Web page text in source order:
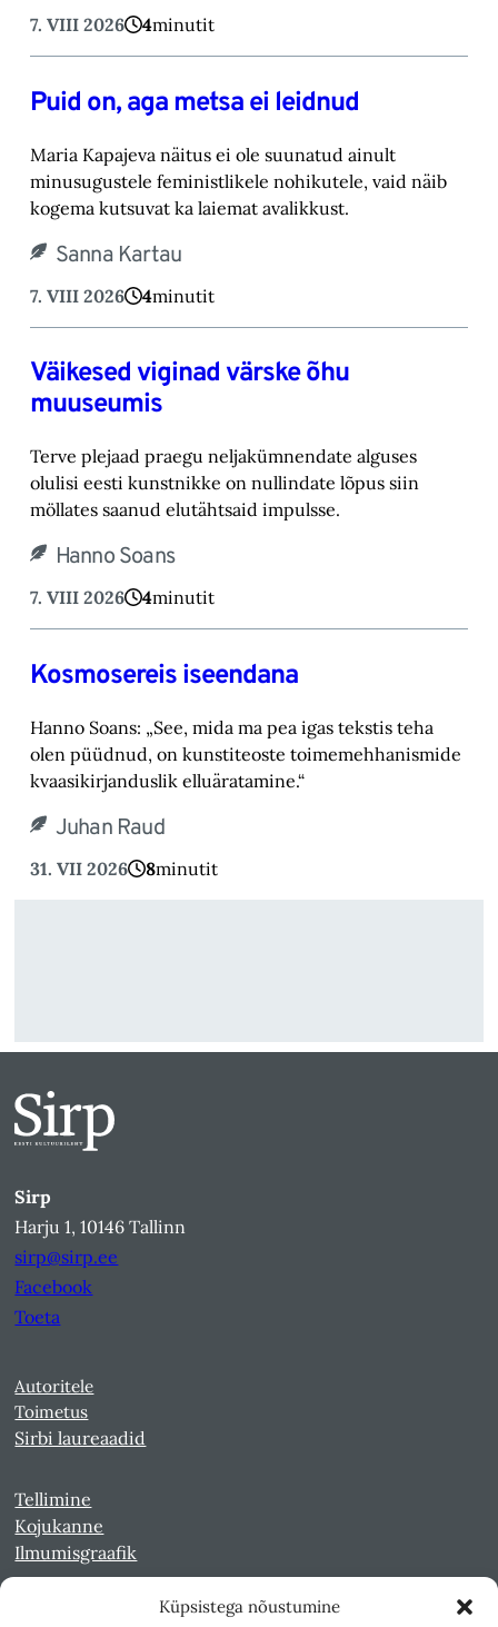
Küpsistega nõustumine
7. VIII 2026 4minutit
Puid on, aga metsa ei leidnud
Maria Kapajeva näitus ei ole suunatud ainult
minusugustele feministlikele nohikutele, vaid ‎näib
kogema kutsuvat ka laiemat avalikkust.‎
Sanna Kartau
7. VIII 2026 4minutit
Väikesed viginad värske õhu
muuseumis
Terve plejaad praegu neljakümnendate alguses
olulisi eesti kunstnikke on nullindate lõpus ‎siin
möllates saanud elutähtsaid impulsse.‎
Hanno Soans
7. VIII 2026 4minutit
Kosmosereis iseendana
Hanno Soans: „See, mida ma pea igas tekstis teha
olen püüdnud, on kunstiteoste toimemehhanismide
kvaasikirjanduslik elluäratamine.“
Juhan Raud
31. VII 2026 8minutit
Sirp
Harju 1, 10146 Tallinn
sirp@sirp.ee
Facebook
Toeta
Autoritele
Toimetus
Sirbi laureaadid
Tellimine
Kojukanne
Ilmumisgraafik